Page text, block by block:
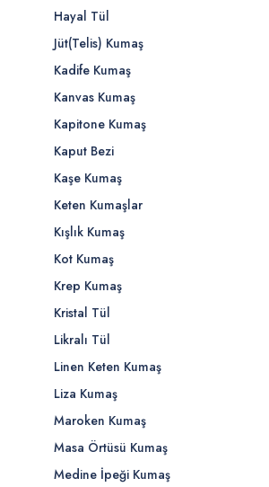
Hayal Tül
Jüt(Telis) Kumaş
Kadife Kumaş
Kanvas Kumaş
Kapitone Kumaş
Kaput Bezi
Kaşe Kumaş
Keten Kumaşlar
Kışlık Kumaş
Kot Kumaş
Krep Kumaş
Kristal Tül
Likralı Tül
Linen Keten Kumaş
Liza Kumaş
Maroken Kumaş
Masa Örtüsü Kumaş
Medine İpeği Kumaş